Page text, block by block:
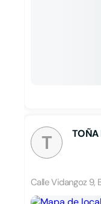
T TOÑA
Calle Vidangoz 9,